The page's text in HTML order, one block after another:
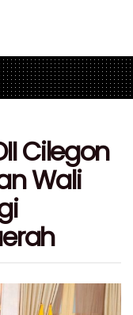
Cilegon
Wali